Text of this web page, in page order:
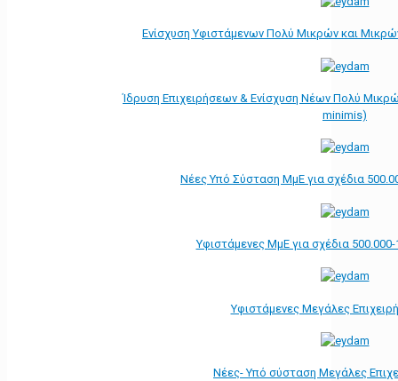
Ενίσχυση Υφιστάμενων Πολύ Μικρών και
Ίδρυση Επιχειρήσεων & Ενίσχυση Νέων Πολύ
minimis)
Νέες Υπό Σύσταση ΜμΕ για σχέδια
Υφιστάμενες ΜμΕ για σχέδια
Υφιστάμενες Μεγάλες
Νέες- Υπό σύσταση Μεγάλες